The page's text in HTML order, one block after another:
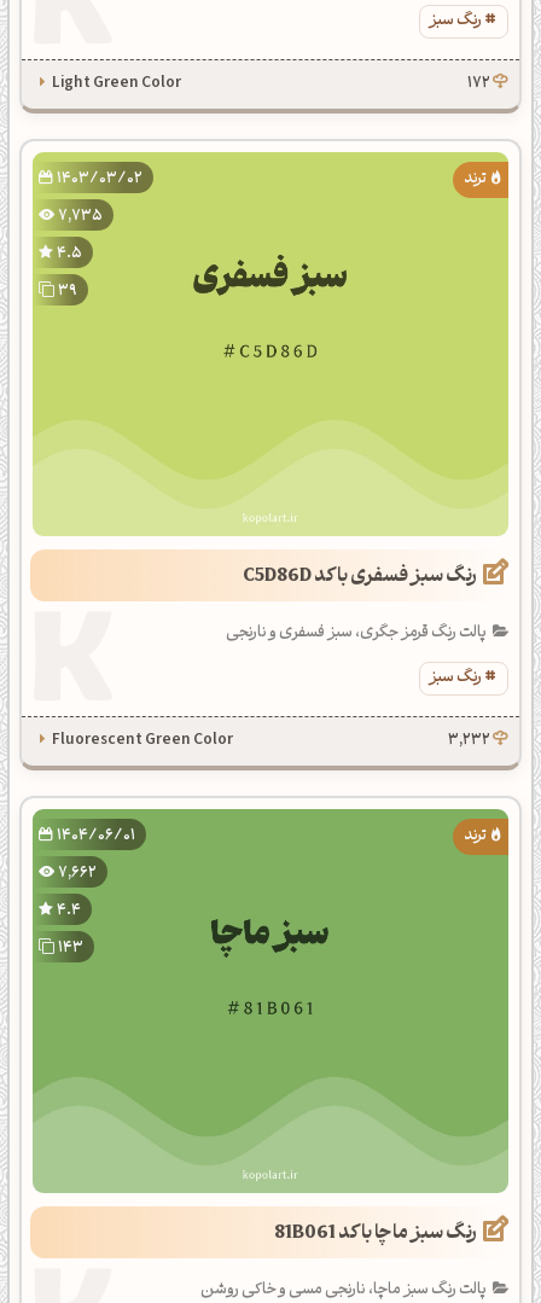
رنگ سبز
172
Light Green Color
1403/03/02
7,735
4.5
39
رنگ سبز فسفری با کد C5D86D
پالت رنگ قرمز جگری، سبز فسفری و نارنجی
رنگ سبز
3,232
Fluorescent Green Color
1404/06/01
7,662
4.4
143
رنگ سبز ماچا با کد 81B061
پالت رنگ سبز ماچا، نارنجی مسی و خاکی روشن